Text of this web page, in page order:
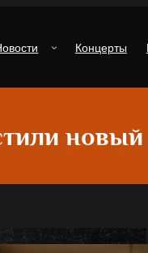
Концерты
новый